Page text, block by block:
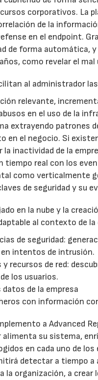
corporativos. La
de la
en el endpoint.
de forma automática,
como revelar el mal
al administrador
relevante,
en el uso de la
extrayendo patrones
en el negocio. Si
la inactividad de la
tiempo real con los
como verticalmente
de seguridad y su
en la nube y la
al contexto de
de seguridad:
intentos de intrusión.
recursos de red:
los usuarios.
de la empresa
con información
a Advanced
alimenta su sistema,
en cada uno de
detectar a tiempo a
la organización, a